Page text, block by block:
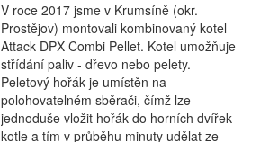
V roce 2017 jsme v Krumsíně (okr.
Prostějov) montovali kombinovaný kotel
Attack DPX Combi Pellet. Kotel umožňuje
střídání paliv - dřevo nebo pelety.
Peletový hořák je umístěn na
polohovatelném sběrači, čímž lze
jednoduše vložit hořák do horních dvířek
kotle a tím v průběhu minuty udělat ze